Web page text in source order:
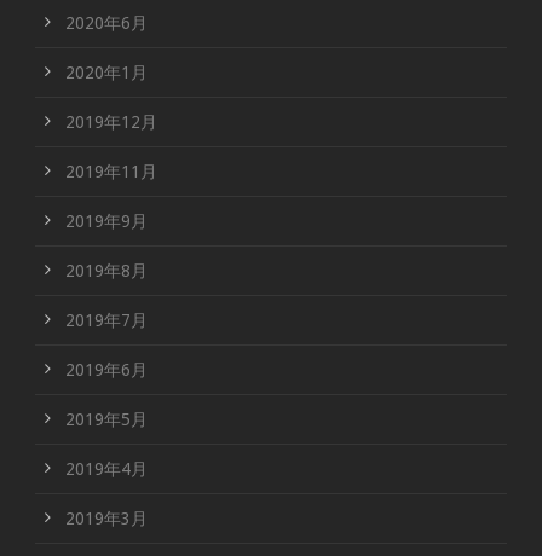
2020年6月
2020年1月
2019年12月
2019年11月
2019年9月
2019年8月
2019年7月
2019年6月
2019年5月
2019年4月
2019年3月